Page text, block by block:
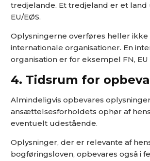
tredjelande. Et tredjeland er et land
EU/EØS.
Oplysningerne overføres heller ikke
internationale organisationer. En
organisation er for eksempel FN, EU
4. Tidsrum for
Almindeligvis opbevares
ansættelsesforholdets ophør af
eventuelt udestående.
Oplysninger, der er relevante af
bogføringsloven, opbevares også i